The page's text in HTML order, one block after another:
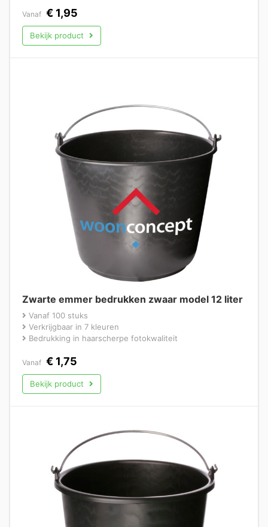
Vanaf € 1,95
Bekijk product
Zwarte emmer bedrukken zwaar model 12 liter
Vanaf 100 stuks
Verkrijgbaar in 7 kleuren
Bedrukking in haarscherpe fotokwaliteit
Vanaf € 1,75
Bekijk product